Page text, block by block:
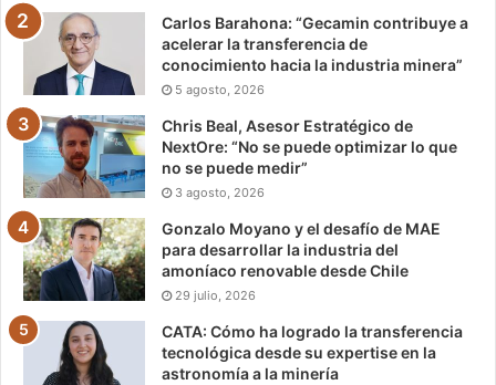
Carlos Barahona: “Gecamin contribuye a
acelerar la transferencia de
conocimiento hacia la industria minera”
5 agosto, 2026
Chris Beal, Asesor Estratégico de
NextOre: “No se puede optimizar lo que
no se puede medir”
3 agosto, 2026
Gonzalo Moyano y el desafío de MAE
para desarrollar la industria del
amoníaco renovable desde Chile
29 julio, 2026
CATA: Cómo ha logrado la transferencia
tecnológica desde su expertise en la
astronomía a la minería